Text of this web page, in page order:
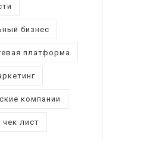
бизнес
платформа
компании
чек лист